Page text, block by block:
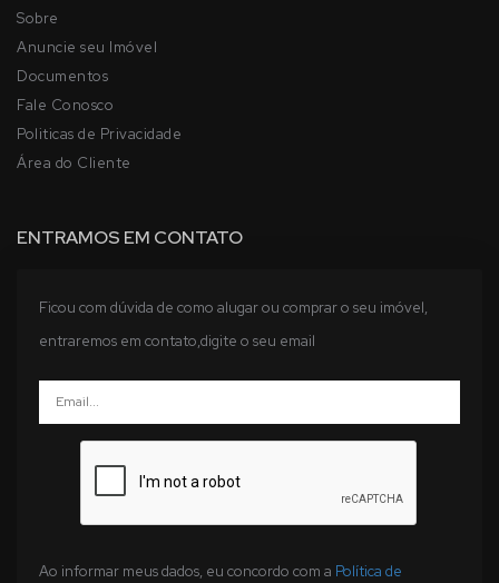
Sobre
Anuncie seu Imóvel
Documentos
Fale Conosco
Politicas de Privacidade
Área do Cliente
ENTRAMOS EM CONTATO
Ficou com dúvida de como alugar ou comprar o seu imóvel,
entraremos em contato,digite o seu email
Ao informar meus dados, eu concordo com a Política de